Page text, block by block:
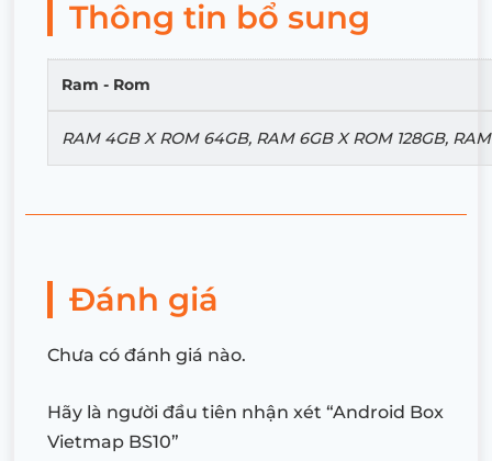
Thông tin bổ sung
Ram - Rom
RAM 4GB X ROM 64GB, RAM 6GB X ROM 128GB,
Đánh giá
Chưa có đánh giá nào.
Hãy là người đầu tiên nhận xét “Android Box
Vietmap BS10”